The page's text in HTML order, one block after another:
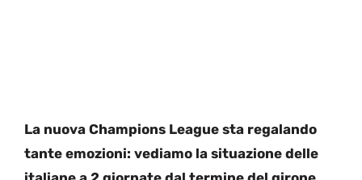
La nuova Champions League sta regalando
tante emozioni: vediamo la situazione delle